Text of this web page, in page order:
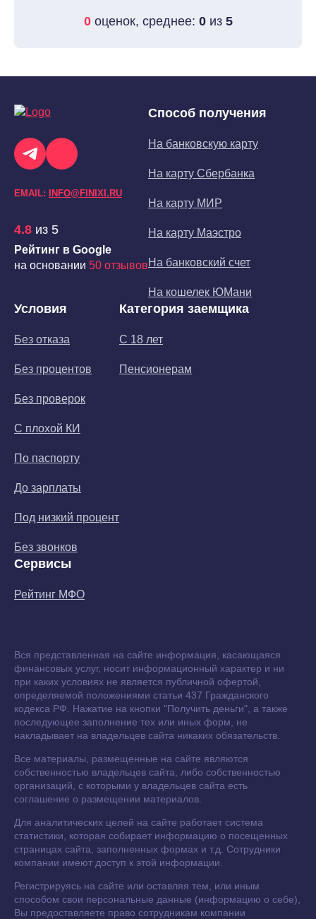
0оценок, среднее: 0из 5
EMAIL: INFO@FINIXI.RU
4.8 из 5
Рейтинг в Google
на основании 50 отзывов
Способ получения
На банковскую карту
На карту Сбербанка
На карту МИР
На карту Маэстро
На банковский счет
На кошелек ЮМани
Условия
Без отказа
Без процентов
Без проверок
С плохой КИ
По паспорту
До зарплаты
Под низкий процент
Без звонков
Категория заемщика
С 18 лет
Пенсионерам
Сервисы
Рейтинг МФО
Вся представленная на сайте информация, касающаяся
финансовых услуг, носит информационный характер и ни
при каких условиях не является публичной офертой,
определяемой положениями статьи 437 Гражданского
кодекса РФ. Нажатие на кнопки "Получить деньги", а также
последующее заполнение тех или иных форм, не
накладывает на владельцев сайта никаких обязательств.
Все материалы, размещенные на сайте являются
собственностью владельцев сайта, либо собственностью
организаций, с которыми у владельцев сайта есть
соглашение о размещении материалов.
Для аналитических целей на сайте работает система
статистики, которая собирает информацию о посещенных
страницах сайта, заполненных формах и т.д. Сотрудники
компании имеют доступ к этой информации.
Регистрируясь на сайте или оставляя тем, или иным
способом свои персональные данные (информацию о себе),
Вы предоставляете право сотрудникам компании